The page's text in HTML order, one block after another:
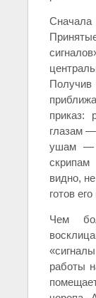
приказ:
глазам —
ушам —
видно,
готов
Чем
работы